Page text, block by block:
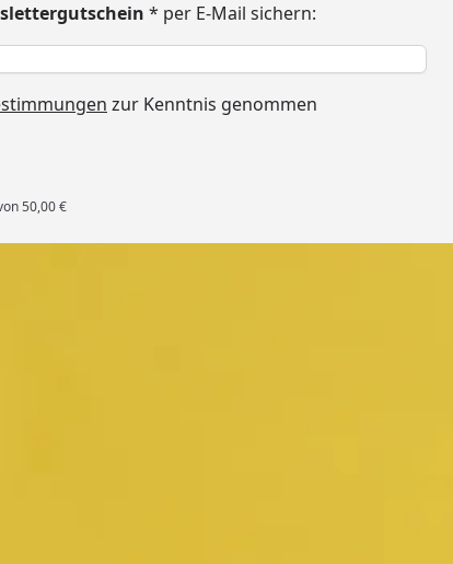
* per E-Mail sichern:
zur Kenntnis genommen
50,00 €